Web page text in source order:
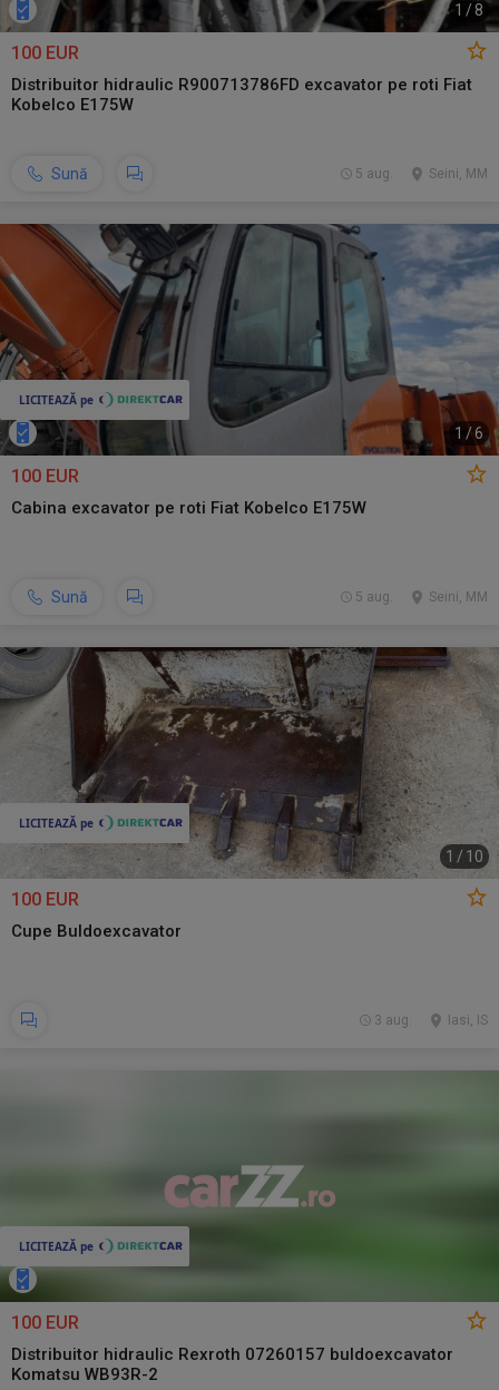
1 / 8
100 EUR
Distribuitor hidraulic R900713786FD excavator pe roti Fiat
Kobelco E175W
Sună Seini, MM
5 aug.
1 /6
100 EUR
Cabina excavator pe roti Fiat Kobelco E175W
Sună Seini, MM
5 aug.
1 / 10
100 EUR
Cupe Buldoexcavator
Iasi, IS
3 aug.
100 EUR
Distribuitor hidraulic Rexroth 07260157 buldoexcavator
Komatsu WB93R-2